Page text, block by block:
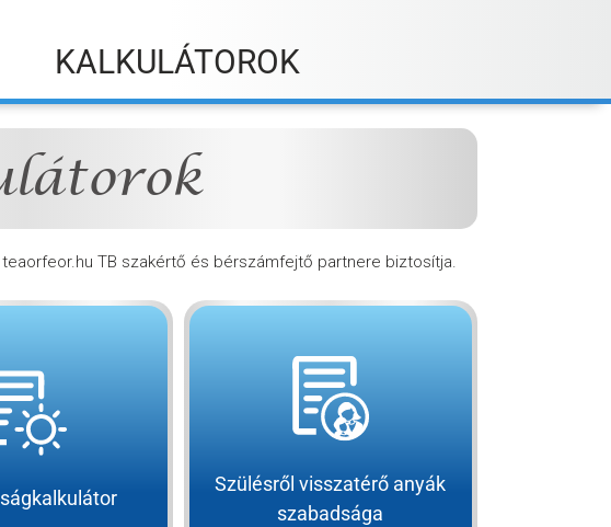
KALKULÁTOROK
TB szakértő és bérszámfejtő partnere biztosítja.
Szülésről visszatérő anyák
szabadsága